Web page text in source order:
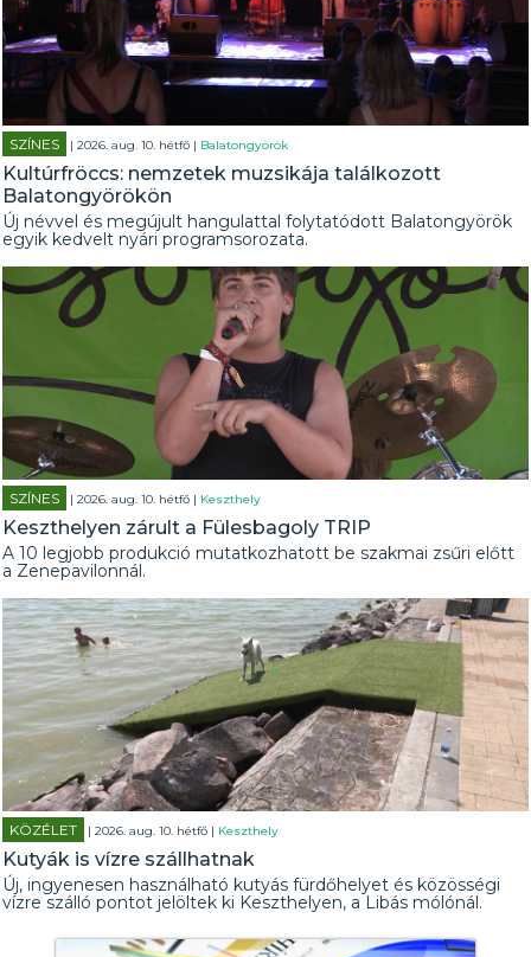
SZÍNES | 2026. aug. 10. hétfő | Balatongyörök
Kultúrfröccs: nemzetek muzsikája találkozott
Balatongyörökön
Új névvel és megújult hangulattal folytatódott Balatongyörök
egyik kedvelt nyári programsorozata.
SZÍNES | 2026. aug. 10. hétfő | Keszthely
Keszthelyen zárult a Fülesbagoly TRIP
A 10 legjobb produkció mutatkozhatott be szakmai zsűri előtt
a Zenepavilonnál.
KÖZÉLET | 2026. aug. 10. hétfő | Keszthely
Kutyák is vízre szállhatnak
Új, ingyenesen használható kutyás fürdőhelyet és közösségi
vízre szálló pontot jelöltek ki Keszthelyen, a Libás mólónál.